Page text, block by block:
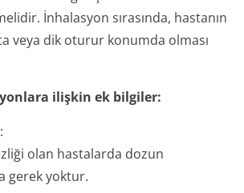
İnhalasyon sırasında, hastanın
veya dik oturur konumda olması
ilişkin ek bilgiler:
olan hastalarda dozun
gerek yoktur.